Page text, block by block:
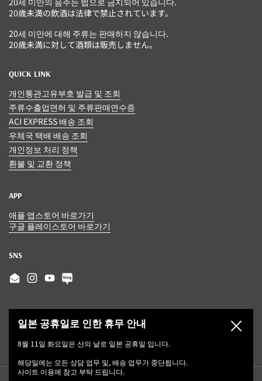
20歳未満の飲酒は法律で禁止されています。
20세 미만에 대해 주류는 판매하지 않습니다.
20歳未満に対して酒類は販売しません。
QUICK LINK
개인통관고유부호 발급 및 조회
주류수출업면허 및 주류판매연수증
ACI EXPRESS 배송 조회
우체국 택배 배송 조회
개인정보 처리 정책
환불 및 교환 정책
APP
애플 앱스토어 바로가기
구글 플레이스토어 바로가기
SNS
EmailInstagram
YouTube
일본 공휴일로 인한 휴무 안내
8월 11일 화요일은 산의 날로 일본 공휴일 입니다.
해당일에는 모든 상담 업무 및, 배송 업무가 중단됩니다.
사이트 이용에 참고 부탁 드립니다.
닫기